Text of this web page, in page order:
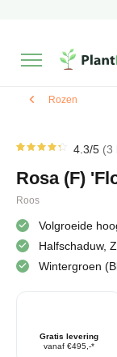
Rozen
5
gebaseerd
klantbeoordelingen
4.3/5 3
Rosa (F)
Roos
Volgroeide
Halfschaduw,
Wintergroen
Gratis levering
vanaf €495,-*